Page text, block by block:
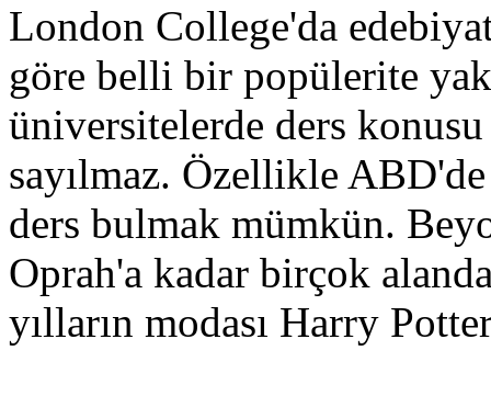
London College'da
göre belli bir popülerite
üniversitelerde ders
sayılmaz. Özellikle
ders bulmak mümkün.
Oprah'a kadar birçok
yılların modası Harry